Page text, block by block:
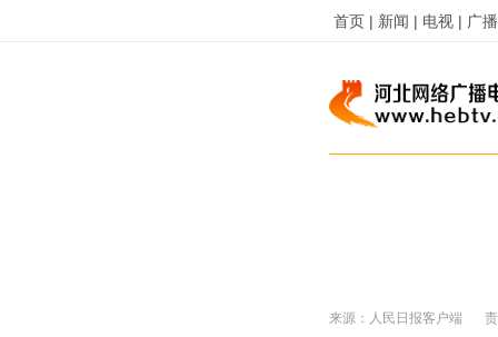
首页 | 新闻 | 电视 | 广
来源： 人民日报客户端